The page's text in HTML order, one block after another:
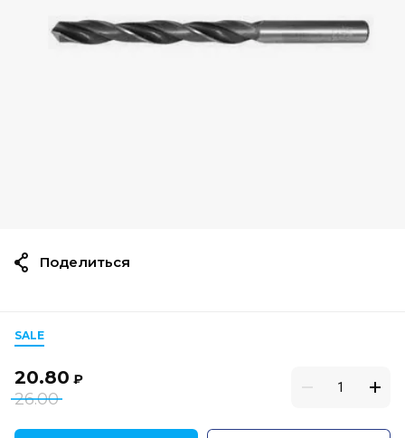
SALE
20.80 ₽
26.00
Поделиться